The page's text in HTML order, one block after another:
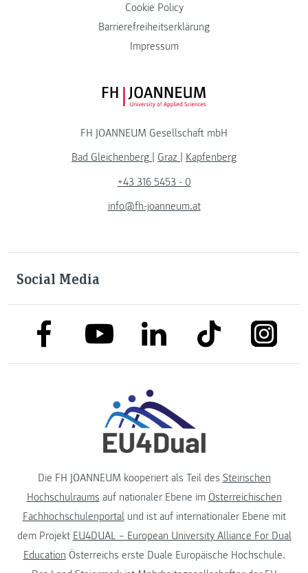
Cookie Policy
Barrierefreiheitserklärung
Impressum
FH JOANNEUM Logo
FH JOANNEUM Gesellschaft mbH
Bad Gleichenberg
Graz
Kapfenberg
+43 316 5453 - 0
info@fh-joanneum.at
Social Media
link to facebooklink to youtubelink to linkedinlink to tiktok
Die FH JOANNEUM kooperiert als Teil des Steirischen
Hochschulraums auf nationaler Ebene im Österreichischen
Fachhochschulenportalund ist auf internationaler Ebene mit
dem Projekt EU4DUAL – European University Alliance For Dual
Education Österreichs erste Duale Europäische Hochschule.